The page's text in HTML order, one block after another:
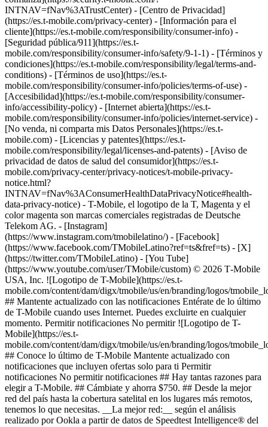
INTNAV=fNav%3ATrustCenter) - [Centro de Privacidad]
(https://es.t-mobile.com/privacy-center) - [Información para el
cliente](https://es.t-mobile.com/responsibility/consumer-info) -
[Seguridad pública/911](https://es.t-
mobile.com/responsibility/consumer-info/safety/9-1-1) - [Términos y
condiciones](https://es.t-mobile.com/responsibility/legal/terms-and-
conditions) - [Términos de uso](https://es.t-
mobile.com/responsibility/consumer-info/policies/terms-of-use) -
[Accesibilidad](https://es.t-mobile.com/responsibility/consumer-
info/accessibility-policy) - [Internet abierta](https://es.t-
mobile.com/responsibility/consumer-info/policies/internet-service) -
[No venda, ni comparta mis Datos Personales](https://es.t-
mobile.com) - [Licencias y patentes](https://es.t-
mobile.com/responsibility/legal/licenses-and-patents) - [Aviso de
privacidad de datos de salud del consumidor](https://es.t-
mobile.com/privacy-center/privacy-notices/t-mobile-privacy-
notice.html?
INTNAV=fNav%3AConsumerHealthDataPrivacyNotice#health-
data-privacy-notice) - T-Mobile, el logotipo de la T, Magenta y el
color magenta son marcas comerciales registradas de Deutsche
Telekom AG. - [Instagram]
(https://www.instagram.com/tmobilelatino/) - [Facebook]
(https://www.facebook.com/TMobileLatino?ref=ts&fref=ts) - [X]
(https://twitter.com/TMobileLatino) - [You Tube]
(https://www.youtube.com/user/TMobile/custom) © 2026 T‑Mobile
USA, Inc. ![Logotipo de T-Mobile](https://es.t-
mobile.com/content/dam/digx/tmobile/us/en/branding/logos/
## Mantente actualizado con las notificaciones Entérate de lo último
de T-Mobile cuando uses Internet. Puedes excluirte en cualquier
momento. Permitir notificaciones No permitir ![Logotipo de T-
Mobile](https://es.t-
mobile.com/content/dam/digx/tmobile/us/en/branding/logos/
## Conoce lo último de T-Mobile Mantente actualizado con
notificaciones que incluyen ofertas solo para ti Permitir
notificaciones No permitir notificaciones ## Hay tantas razones para
elegir a T-Mobile. ## Cámbiate y ahorra $750. ## Desde la mejor
red del país hasta la cobertura satelital en los lugares más remotos,
tenemos lo que necesitas. __La mejor red:__ según el análisis
realizado por Ookla a partir de datos de Speedtest Intelligence® del